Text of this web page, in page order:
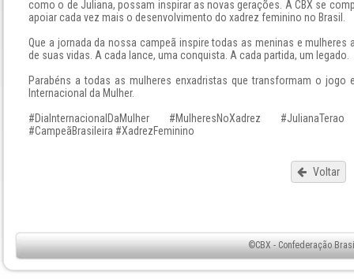
como o de Juliana, possam inspirar as novas gerações. A CBX se
apoiar cada vez mais o desenvolvimento do xadrez feminino no Brasil.
Que a jornada da nossa campeã inspire todas as meninas e
de suas vidas. A cada lance, uma conquista. A cada partida, um legado.
Parabéns a todas as mulheres enxadristas que transformam o
Internacional da Mulher.
#DiaInternacionalDaMulher #MulheresNoXadrez
#CampeãBrasileira #XadrezFeminino
Voltar
©CBX - Confederação